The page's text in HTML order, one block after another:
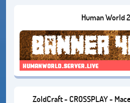
Human World
humanworld.server.live
ZoldCraft - CROSSPLAY -